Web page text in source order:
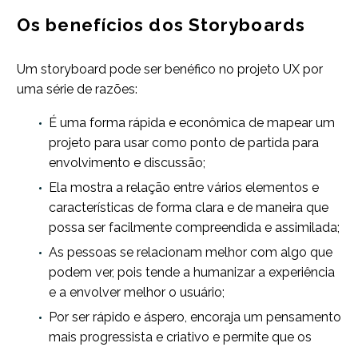
Os benefícios dos Storyboards
Um storyboard pode ser benéfico no projeto UX por
uma série de razões:
É uma forma rápida e econômica de mapear um
projeto para usar como ponto de partida para
envolvimento e discussão;
Ela mostra a relação entre vários elementos e
características de forma clara e de maneira que
possa ser facilmente compreendida e assimilada;
As pessoas se relacionam melhor com algo que
podem ver, pois tende a humanizar a experiência
e a envolver melhor o usuário;
Por ser rápido e áspero, encoraja um pensamento
mais progressista e criativo e permite que os